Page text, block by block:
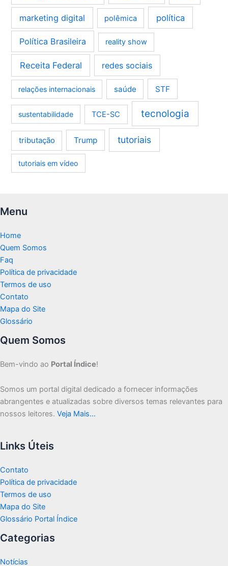
marketing digital polêmica política
Política Brasileira reality show
Receita Federal redes sociais
relações internacionais saúde STF
sustentabilidade TCE-SC tecnologia
tributação Trump tutoriais
tutoriais em vídeo
Menu
Home
Quem Somos
Faq
Política de privacidade
Termos de uso
Contato
Mapa do Site
Glossário
Quem Somos
Bem-vindo ao Portal Índice!
Somos um portal digital dedicado a fornecer informações
abrangentes e atualizadas sobre diversos temas relevantes para
nossos leitores. Veja Mais…
Links Úteis
Contato
Política de privacidade
Termos de uso
Mapa do Site
Glossário Portal Índice
Categorias
Notícias